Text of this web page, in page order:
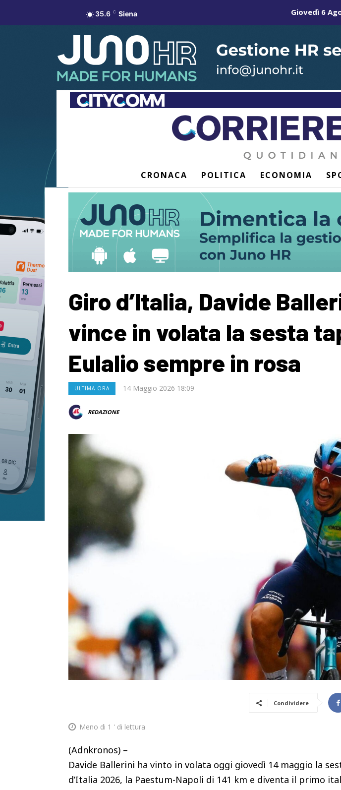
35.6 C Siena Giovedì 6
CRONACA POLITICA ECONOMIA
Giro d’Italia, Davide
vince in volata la sesta
Eulalio sempre in rosa
ULTIMA ORA 14 Maggio 2026 18:09
REDAZIONE
Condividere
Meno di 1 ' di lettura
(Adnkronos) –
Davide Ballerini ha vinto in volata oggi giovedì 14 maggio la
d’Italia 2026, la Paestum-Napoli di 141 km e diventa il primo